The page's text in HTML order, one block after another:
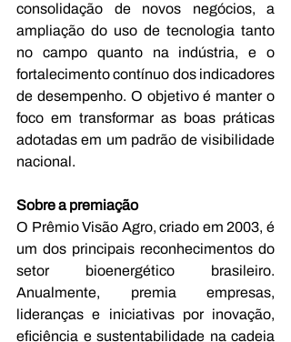
consolidação de novos negócios, a
ampliação do uso de tecnologia tanto
no campo quanto na indústria, e o
fortalecimento contínuo dos indicadores
de desempenho. O objetivo é manter o
foco em transformar as boas práticas
adotadas em um padrão de visibilidade
nacional.
Sobre a premiação
O Prêmio Visão Agro, criado em 2003, é
um dos principais reconhecimentos do
setor bioenergético brasileiro.
Anualmente, premia empresas,
lideranças e iniciativas por inovação,
eficiência e sustentabilidade na cadeia